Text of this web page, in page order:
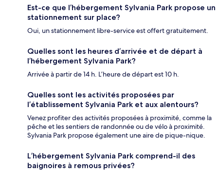
Est-ce que l’hébergement Sylvania Park propose un
stationnement sur place?
Oui, un stationnement libre-service est offert gratuitement.
Quelles sont les heures d’arrivée et de départ à
l’hébergement Sylvania Park?
Arrivée à partir de 14 h. L’heure de départ est 10 h.
Quelles sont les activités proposées par
l’établissement Sylvania Park et aux alentours?
Venez profiter des activités proposées à proximité, comme la
pêche et les sentiers de randonnée ou de vélo à proximité.
Sylvania Park propose également une aire de pique-nique.
L’hébergement Sylvania Park comprend-il des
baignoires à remous privées?